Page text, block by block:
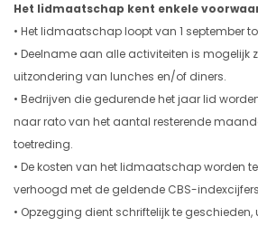
Het lidmaatschap kent enkele
• Het lidmaatschap loopt van 1 september
• Deelname aan alle activiteiten is mogelijk
uitzondering van lunches en/of diners.
• Bedrijven die gedurende het jaar lid
naar rato van het aantal resterende
toetreding.
• De kosten van het lidmaatschap worden
verhoogd met de geldende CBS-
• Opzegging dient schriftelijk te geschieden,